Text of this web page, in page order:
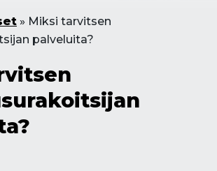
» Miksi tarvitsen
palveluita?